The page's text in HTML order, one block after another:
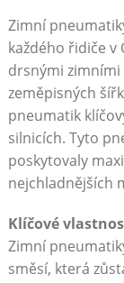
Zimní
každého řidiče v
drsnými zimními‍
zeměpisných
pneumatik‌
silnicích. ⁤Tyto
⁢poskytovaly
nejchladnějších
Klíčové
Zimní
směsí, která